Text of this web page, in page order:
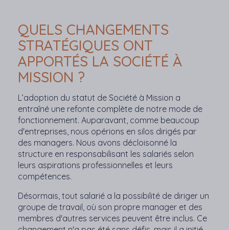
QUELS CHANGEMENTS
STRATÉGIQUES ONT
APPORTÉS LA SOCIÉTÉ À
MISSION ?
L’adoption du statut de Société à Mission a
entraîné une refonte complète de notre mode de
fonctionnement. Auparavant, comme beaucoup
d'entreprises, nous opérions en silos dirigés par
des managers. Nous avons décloisonné la
structure en responsabilisant les salariés selon
leurs aspirations professionnelles et leurs
compétences.
Désormais, tout salarié a la possibilité de diriger un
groupe de travail, où son propre manager et des
membres d'autres services peuvent être inclus. Ce